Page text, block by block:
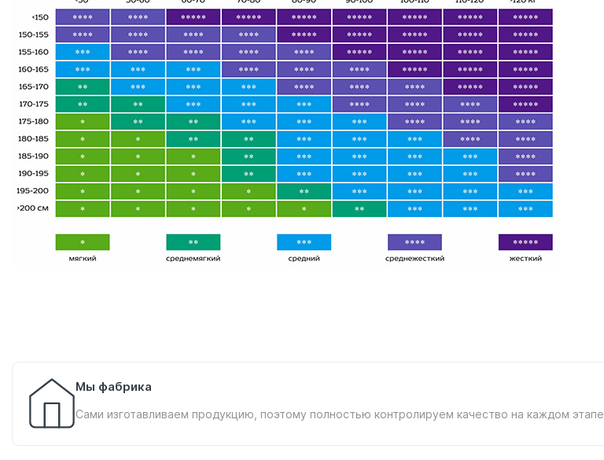
Мы фабрика
Сами изготавливаем продукцию, поэтому полностью контролируем качество на каждом этапе